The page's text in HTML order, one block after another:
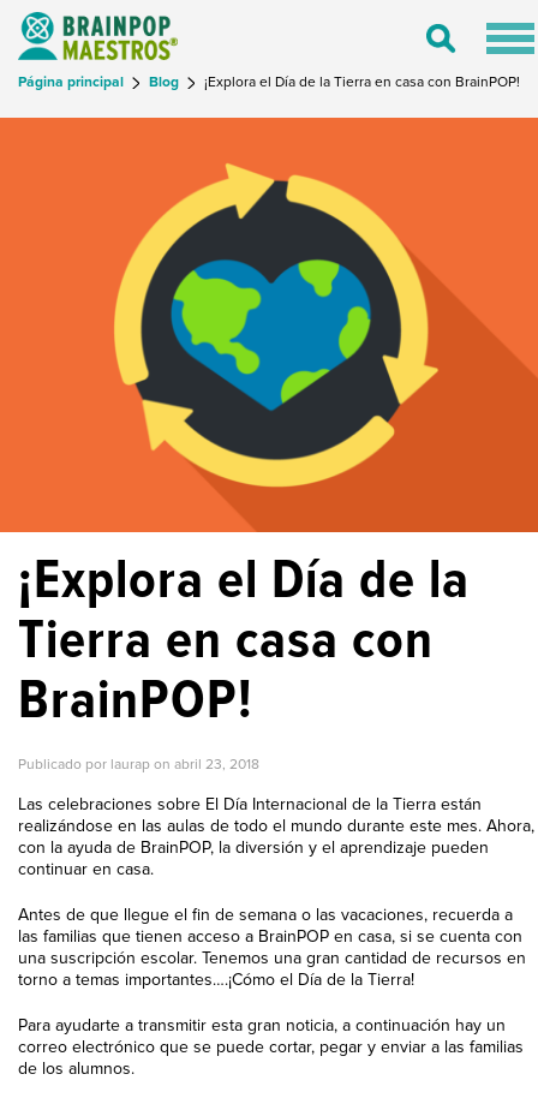
Toggle
Página principal Blog ¡Explora el Día de la Tierra en casa con BrainPOP!
¡Explora el Día de la
Tierra en casa con
BrainPOP!
Publicado por laurap on abril 23, 2018
Las celebraciones sobre El Día Internacional de la Tierra están
realizándose en las aulas de todo el mundo durante este mes. Ahora,
con la ayuda de BrainPOP, la diversión y el aprendizaje pueden
continuar en casa.
Antes de que llegue el fin de semana o las vacaciones, recuerda a
las familias que tienen acceso a BrainPOP en casa, si se cuenta con
una suscripción escolar. Tenemos una gran cantidad de recursos en
torno a temas importantes….¡Cómo el Día de la Tierra!
Para ayudarte a transmitir esta gran noticia, a continuación hay un
correo electrónico que se puede cortar, pegar y enviar a las familias
de los alumnos.